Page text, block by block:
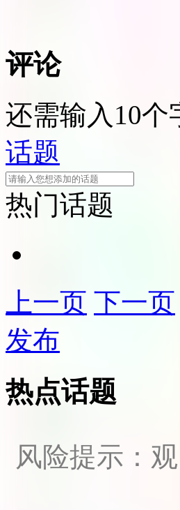
评论
还需输入10个
话题
热门话题
上一页 下一页
发布
热点话题
风险提示：